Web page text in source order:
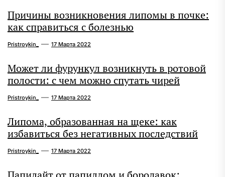
Причины возникновения липомы в почке:
как справиться с болезнью
Pristroykin_ 17 Марта 2022
Может ли фурункул возникнуть в ротовой
полости: с чем можно спутать чирей
Pristroykin_ 17 Марта 2022
Липома, образованная на щеке: как
избавиться без негативных последствий
Pristroykin_ 17 Марта 2022